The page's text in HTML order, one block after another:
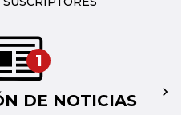
1
DE NOTICIAS →